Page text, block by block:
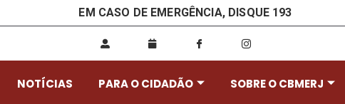
EM CASO DE EMERGÊNCIA, DISQUE 193
NOTÍCIAS PARA O CIDADÃO SOBRE O CBMERJ